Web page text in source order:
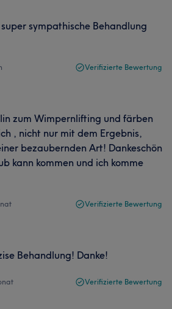
sympathische Behandlung
Verifizierte Bewertung
zum Wimpernlifting und färben
, nicht nur mit dem Ergebnis,
bezaubernden Art! Dankeschön
kann kommen und ich komme
Verifizierte Bewertung
Behandlung! Danke!
Verifizierte Bewertung